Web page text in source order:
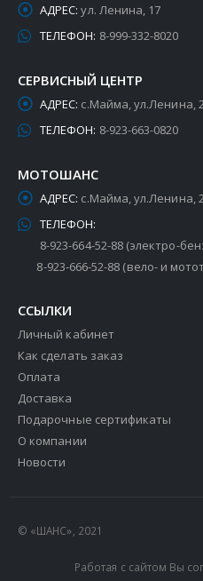
АДРЕС: ул. Ленина, 17
ТЕЛЕФОН: 8-999-332-8020
СЕРВИСНЫЙ ЦЕНТР
АДРЕС: с.Майма, ул.Ленина,
ТЕЛЕФОН: 8-923-663-0820
МОТОШАНС
АДРЕС: с.Майма, ул.Ленина,
ТЕЛЕФОН:
8-923-664-52-88 (электро-
8-923-666-52-88 (вело- и
ССЫЛКИ
Личный кабинет
Как сделать заказ
Оплата
Доставка
Подарочные сертификаты
О компании
Новости
© «ШАНС», 2021
Работая с сайтом Вы